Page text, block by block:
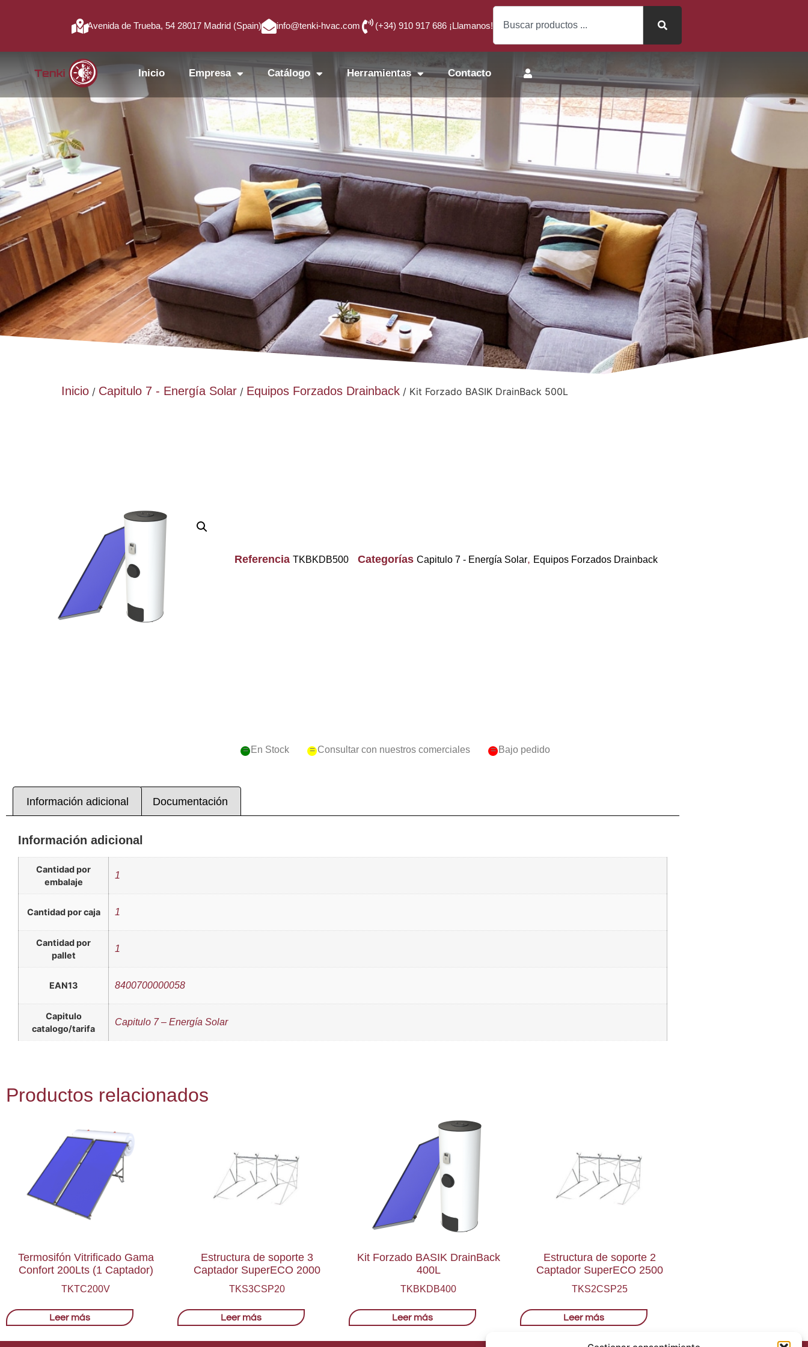
Avenida de Trueba, 54 28017 Madrid (Spain) info@tenki-hvac.com (+34) 910 917 686 ¡Llamanos!
Inicio Empresa Catálogo Herramientas Contacto
Inicio / Capitulo 7 - Energía Solar / Equipos Forzados Drainback / Kit Forzado BASIK DrainBack 500L
Referencia TKBKDB500 Categorías Capitulo 7 - Energía Solar, Equipos Forzados Drainback
= En Stock = Consultar con nuestros comerciales = Bajo pedido
Información adicional Documentación
Información adicional
Cantidad por
embalaje
1
Cantidad por caja 1
Cantidad por
pallet
1
EAN13 8400700000058
Capitulo
catalogo/tarifa
Capitulo 7 – Energía Solar
Productos relacionados
Termosifón Vitrificado Gama
Confort 200Lts (1 Captador)
TKTC200V
Leer más
Estructura de soporte 3
Captador SuperECO 2000
TKS3CSP20
Leer más
Kit Forzado BASIK DrainBack
400L
TKBKDB400
Leer más
Estructura de soporte 2
Captador SuperECO 2500
TKS2CSP25
Leer más